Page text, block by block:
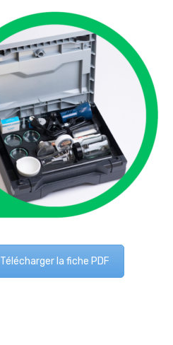
Télécharger la fiche PDF